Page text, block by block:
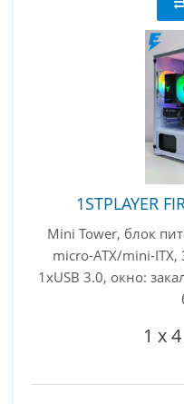
1STPLAYER
Mini Tower, блок
micro-ATX/mini-ITX,
1xUSB 3.0, окно:
1 x